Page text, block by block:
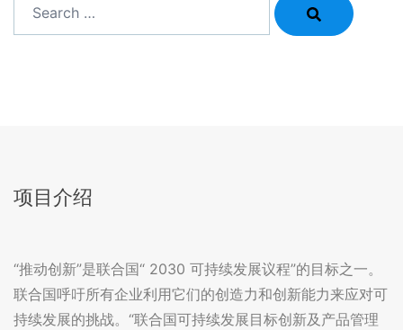
项目介绍
“推动创新”是联合国“ 2030 可持续发展议程”的目标之一。
联合国呼吁所有企业利用它们的创造力和创新能力来应对可
持续发展的挑战。“联合国可持续发展目标创新及产品管理